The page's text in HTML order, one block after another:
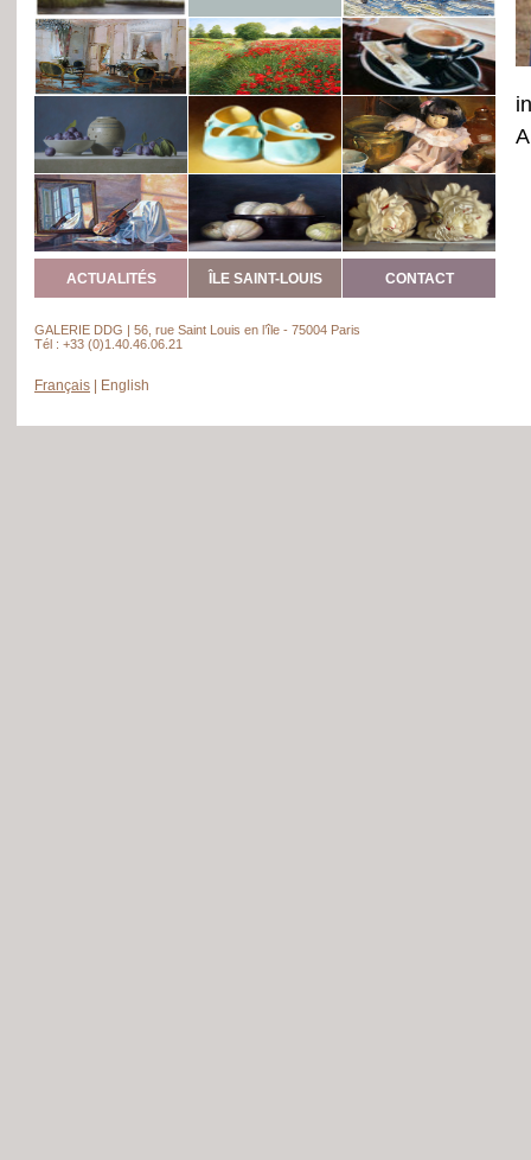
ACTUALITÉS ÎLE SAINT-LOUIS CONTACT
GALERIE DDG | 56, rue Saint Louis en l’île - 75004 Paris
Tél : +33 (0)1.40.46.06.21
Français English